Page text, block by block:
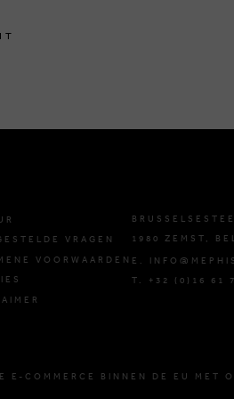
VRAGEN
VOORWAARDEN
1980 ZEMST,
E.
T. +32 (0)16 61
E-COMMERCE BINNEN DE EU MET